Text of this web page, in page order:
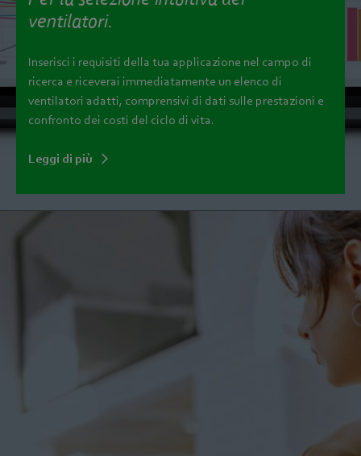
ventilatori.
Inserisci i requisiti della tua applicazione nel campo di
ricerca e riceverai immediatamente un elenco di
ventilatori adatti, comprensivi di dati sulle prestazioni e
confronto dei costi del ciclo di vita.
Leggi di più